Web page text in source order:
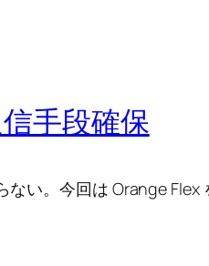
手段確保
い。今回は Orange Flex